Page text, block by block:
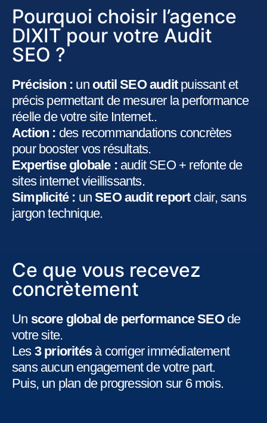
Pourquoi choisir l’agence
DIXIT pour votre Audit
SEO ?
Précision : unoutil SEO auditpuissant et
précis permettant de mesurer la performance
réelle de votre site Internet..
Action : des recommandations concrètes
pour booster vos résultats.
Expertise globale :audit SEO + refonte de
sites internet vieillissants.
Simplicité : unSEO audit reportclair, sans
jargon technique.
Ce que vous recevez
concrètement
Un score global de performance SEOde
votre site.
Les 3 prioritésà corriger immédiatement
sans aucun engagement de votre part.
Puis, un plan de progression sur 6 mois.